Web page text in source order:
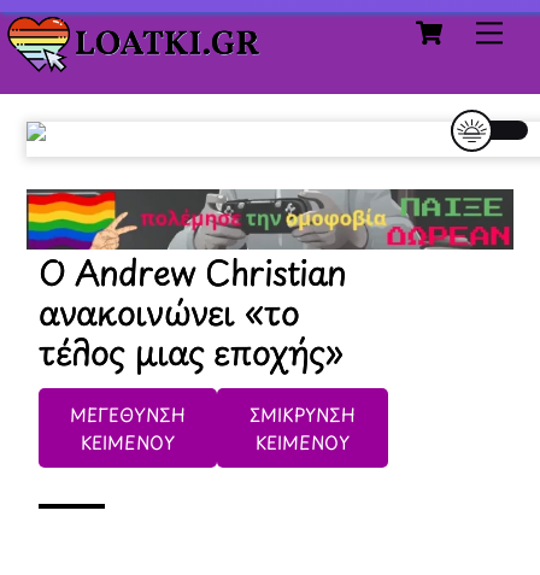
Skip
to
content
Cart
Ο Andrew Christian
ανακοινώνει «το
τέλος μιας εποχής»
ΜΕΓΕΘΥΝΣΗ
ΚΕΙΜΕΝΟΥ
ΣΜΙΚΡΥΝΣΗ
ΚΕΙΜΕΝΟΥ